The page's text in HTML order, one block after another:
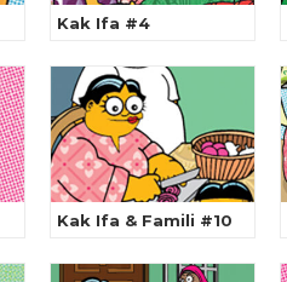
Kak Ifa #4
Kak Ifa & Famili #10